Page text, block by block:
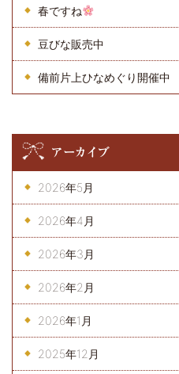
春ですね
豆びな販売中
備前片上ひなめぐり開催中
アーカイブ
2026年5月
2026年4月
2026年3月
2026年2月
2026年1月
2025年12月